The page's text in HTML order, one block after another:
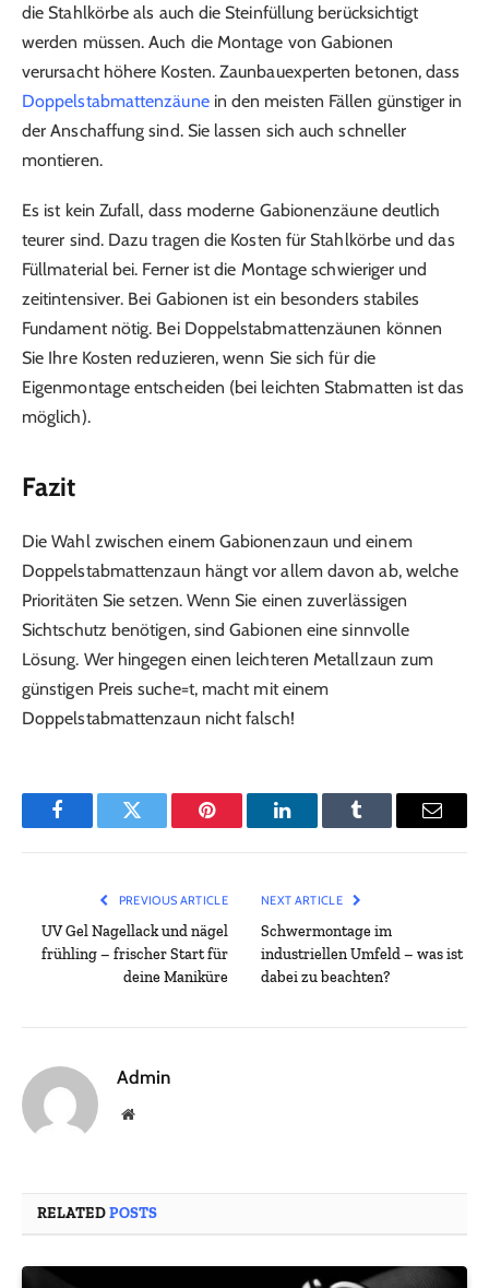
die Stahlkörbe als auch die Steinfüllung berücksichtigt
werden müssen. Auch die Montage von Gabionen
verursacht höhere Kosten. Zaunbauexperten betonen, dass
Doppelstabmattenzäunein den meisten Fällen günstiger in
der Anschaffung sind. Sie lassen sich auch schneller
montieren.
Es ist kein Zufall, dass moderne Gabionenzäune deutlich
teurer sind. Dazu tragen die Kosten für Stahlkörbe und das
Füllmaterial bei. Ferner ist die Montage schwieriger und
zeitintensiver. Bei Gabionen ist ein besonders stabiles
Fundament nötig. Bei Doppelstabmattenzäunen können
Sie Ihre Kosten reduzieren, wenn Sie sich für die
Eigenmontage entscheiden (bei leichten Stabmatten ist das
möglich).
Fazit
Die Wahl zwischen einem Gabionenzaun und einem
Doppelstabmattenzaun hängt vor allem davon ab, welche
Prioritäten Sie setzen. Wenn Sie einen zuverlässigen
Sichtschutz benötigen, sind Gabionen eine sinnvolle
Lösung. Wer hingegen einen leichteren Metallzaun zum
günstigen Preis suche=t, macht mit einem
Doppelstabmattenzaun nicht falsch!
FacebookTwitter Pinterest LinkedInTumblr Email
PREVIOUS ARTICLE
UV Gel Nagellack und nägel
frühling – frischer Start für
deine Maniküre
NEXT ARTICLE
Schwermontage im
industriellen Umfeld – was ist
dabei zu beachten?
Admin
Website
RELATEDPOSTS